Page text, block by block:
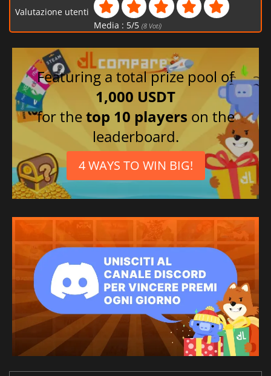
Valutazione utenti
Media : 5/5 (8Voti)
Featuring a total prize pool of
1,000 USDT
for thetop 10 players on the
leaderboard.
4 WAYS TO WIN BIG!